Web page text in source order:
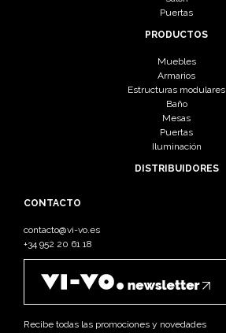
Puertas
PRODUCTOS
Muebles
Armarios
Estructuras modulares
Baño
Mesas
Puertas
Iluminación
DISTRIBUIDORES
CONTACTO
contacto@vi-vo.es
+34 952 20 61 18
Recibe todas las promociones y novedades